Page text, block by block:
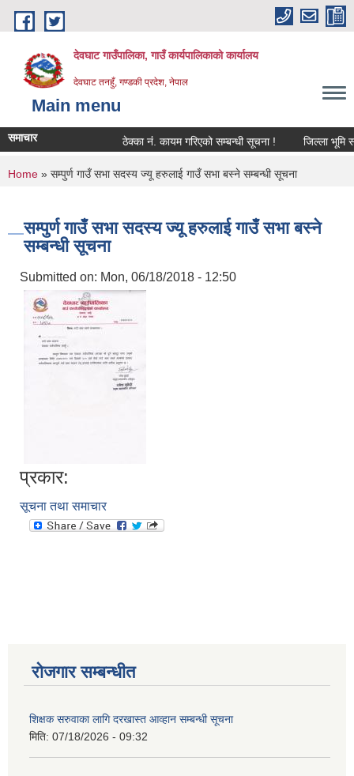
Skip to main content
देवघाट गाउँपालिका, गाउँ कार्यपालिकाको कार्यालय
देवघाट तनहुँ, गण्डकी प्रदेश, नेपाल
Main menu
समाचार ठेक्का नंं. कायम गरिएको सम्बन्धी सूचना ! जिल्ला भूमि
You are here
Home » सम्पुर्ण गाउँ सभा सदस्य ज्यू हरुलाई गाउँ सभा बस्ने सम्बन्धी सूचना
सम्पुर्ण गाउँ सभा सदस्य ज्यू हरुलाई गाउँ सभा बस्ने
सम्बन्धी सूचना
Submitted on: Mon, 06/18/2018 - 12:50
प्रकार:
सूचना तथा समाचार
रोजगार सम्बन्धीत
शिक्षक सरुवाका लागि दरखास्त आव्हान सम्बन्धी सूचना
मिति: 07/18/2026 - 09:32